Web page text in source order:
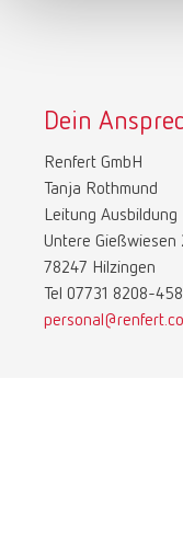
Dein
Renfert GmbH
Tanja Rothmund
Leitung Ausbildung
Untere Gießwiesen
78247 Hilzingen
Tel 07731 8208-458